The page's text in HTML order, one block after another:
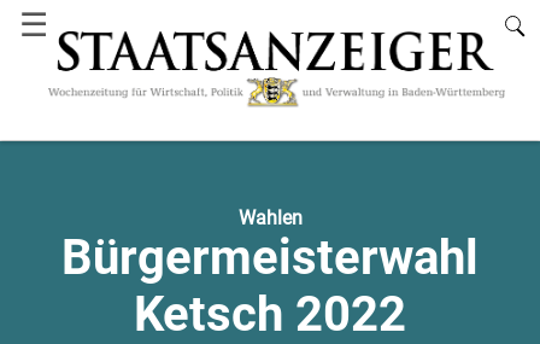
☰
Wahlen
Bürgermeisterwahl
Ketsch 2022